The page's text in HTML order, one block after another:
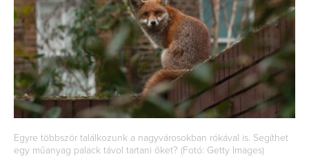
Egyre többször találkozunk a nagyvárosokban rókával is. Segíthet
egy műanyag palack távol tartani őket? (Fotó: Getty Images)